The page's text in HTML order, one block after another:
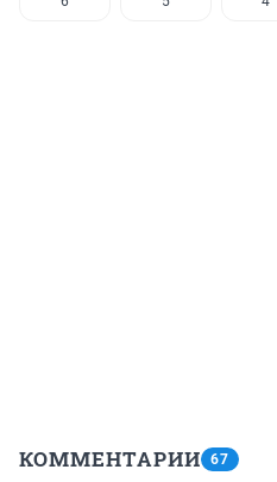
КОММЕНТАРИИ 67